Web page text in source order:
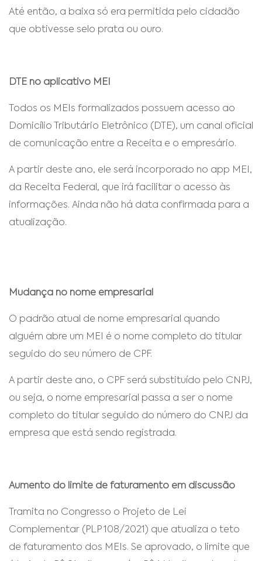
Até então, a baixa só era permitida pelo cidadão
que obtivesse selo prata ou ouro.
DTE no aplicativo MEI
Todos os MEIs formalizados possuem acesso ao
Domicílio Tributário Eletrônico (DTE), um canal oficial
de comunicação entre a Receita e o empresário.
A partir deste ano, ele será incorporado no app MEI,
da Receita Federal, que irá facilitar o acesso às
informações. Ainda não há data confirmada para a
atualização.
Mudança no nome empresarial
O padrão atual de nome empresarial quando
alguém abre um MEI é o nome completo do titular
seguido do seu número de CPF.
A partir deste ano, o CPF será substituído pelo CNPJ,
ou seja, o nome empresarial passa a ser o nome
completo do titular seguido do número do CNPJ da
empresa que está sendo registrada.
Aumento do limite de faturamento em discussão
Tramita no Congresso o Projeto de Lei
Complementar (PLP 108/2021) que atualiza o teto
de faturamento dos MEIs. Se aprovado, o limite que